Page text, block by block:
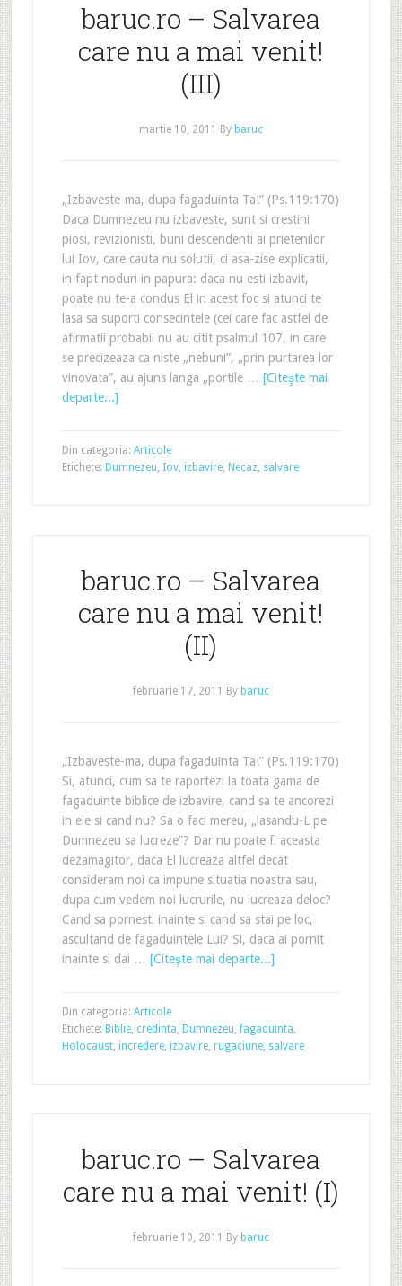
baruc.ro – Salvarea
care nu a mai venit!
(III)
martie 10, 2011 By baruc
„Izbaveste-ma, dupa fagaduinta Ta!” (Ps.119:170)
Daca Dumnezeu nu izbaveste, sunt si crestini
piosi, revizionisti, buni descendenti ai prietenilor
lui Iov, care cauta nu solutii, ci asa-zise explicatii,
in fapt noduri in papura: daca nu esti izbavit,
poate nu te-a condus El in acest foc si atunci te
lasa sa suporti consecintele (cei care fac astfel de
afirmatii probabil nu au citit psalmul 107, in care
se precizeaza ca niste „nebuni”, „prin purtarea lor
vinovata”, au ajuns langa „portile … [Citeşte mai
departe...]
Din categoria: Articole
Etichete: Dumnezeu, Iov, izbavire, Necaz, salvare
baruc.ro – Salvarea
care nu a mai venit!
(II)
februarie 17, 2011 By baruc
„Izbaveste-ma, dupa fagaduinta Ta!” (Ps.119:170)
Si, atunci, cum sa te raportezi la toata gama de
fagaduinte biblice de izbavire, cand sa te ancorezi
in ele si cand nu? Sa o faci mereu, „lasandu-L pe
Dumnezeu sa lucreze”? Dar nu poate fi aceasta
dezamagitor, daca El lucreaza altfel decat
consideram noi ca impune situatia noastra sau,
dupa cum vedem noi lucrurile, nu lucreaza deloc?
Cand sa pornesti inainte si cand sa stai pe loc,
ascultand de fagaduintele Lui? Si, daca ai pornit
inainte si dai … [Citeşte mai departe...]
Din categoria: Articole
Etichete: Biblie, credinta, Dumnezeu,fagaduinta,
Holocaust, incredere, izbavire, rugaciune, salvare
baruc.ro – Salvarea
care nu a mai venit! (I)
februarie 10, 2011 By baruc